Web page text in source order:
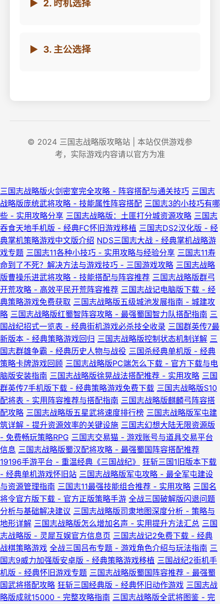
2. 时机选择
3. 主公选择
© 2024 三国志战略版攻略站 | 本站仅供游戏参
考，实际游戏内容请以官方为准
三国志战略版火剑密室完全攻略 - 阵容搭配与通关技巧 三国志
战略版庞统武将攻略 - 技能属性阵容搭配 三国志3的小技巧有哪
些 - 实用攻略分享 三国志战略版：土匪打分城资源攻略 三国志
吞食天地手机版 - 经典FC怀旧游戏移植 三国志DS2汉化版 - 经
典掌机策略游戏中文版介绍 NDS三国志大战 - 经典掌机战略游
戏专题 三国志11各种小技巧 - 实用攻略与经验分享 三国志11寿
命到了不死？解决方法与游戏技巧 - 三国游戏攻略 三国志战略
版曹操乐进武将攻略 - 技能搭配与阵容推荐 三国志战略版群弓
开荒攻略 - 高效平民开荒阵容推荐 三国志战记电脑版下载 - 经
典策略游戏免费获取 三国志战略版五级城池发展指南 - 城建攻
略 三国志战略版红蜀智阵容攻略 - 最强蜀国智力队搭配指南 三
国战纪招式一览表 - 经典街机游戏必杀技全收录 三国群英传7最
新版本 - 经典策略游戏回归 三国志战略版控制状态机制详解 三
国志群雄争霸 - 经典历史人物与战役 三国杀经典单机版 - 经典
策略卡牌游戏回顾 三国志战略版PC端怎么下载 - 官方下载与电
脑版安装指南 三国志战略版徐晃战法搭配推荐 - 实用攻略 三国
群英传7手机版下载 - 经典策略游戏免费下载 三国志战略版S10
配将表 - 实用阵容推荐与搭配指南 三国志战略版麒麟弓阵容搭
配攻略 三国志战略版五星武将速度排行榜 三国志战略版军屯建
筑详解 - 提升资源效率的关键设施 三国志幻想大陆无限资源版
- 免费畅玩策略RPG 三国志交易猫 - 游戏账号与道具交易平台
信息 三国志战略版蜀汉配将攻略 - 最强蜀国阵容搭配推荐
19196手游平台 - 重温经典《三国战纪》
狂斩三国1旧版本下载
- 经典单机游戏怀旧站 三国志战略版军屯攻略 - 最全军屯建设
与资源管理指南 三国志11最强技能组合推荐 - 实用攻略 三国名
将令官方版下载 - 官方正版策略手游 全战三国破解版闪退问题
分析与基础解决建议 三国志战略版司隶地图深度分析 - 策略与
地形详解 三国志战略版怎么增加名声 - 实用提升方法汇总 三国
志战略版 - 灵犀互娱官方信息页 三国志战记2免费下载 - 经典
战棋策略游戏 全战三国吕布专题 - 游戏角色介绍与玩法指南 三
国志9威力加强版安卓版 - 经典策略游戏移植 三国战纪2街机手
机版 - 经典怀旧游戏专题 三国志战略版蜀国阵容推荐 - 最强蜀
国武将搭配攻略 狂斩三国经典版 - 经典怀旧动作游戏 三国志战
略版成就15000 - 完整攻略指南 三国志战略版全武将图鉴 - 完